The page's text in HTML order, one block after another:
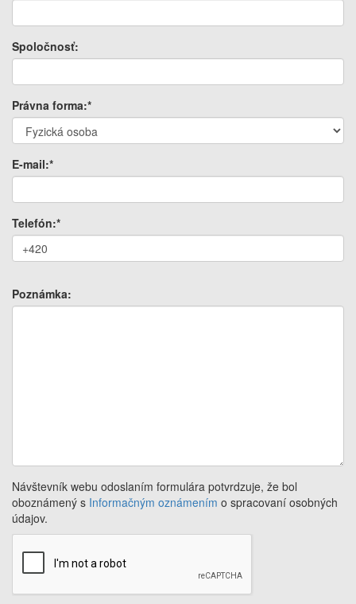
Spoločnosť:
Právna forma:*
E-mail:*
Telefón:*
Poznámka:
Návštevník webu odoslaním formulára potvrdzuje, že bol
oboznámený s Informačným oznámením o spracovaní osobných
údajov.